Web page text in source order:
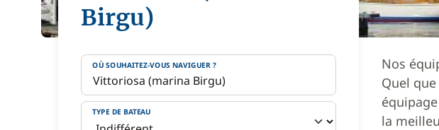
Birgu)
OÙ SOUHAITEZ-VOUS NAVIGUER ?
TYPE DE BATEAU
Nos
Quel
la